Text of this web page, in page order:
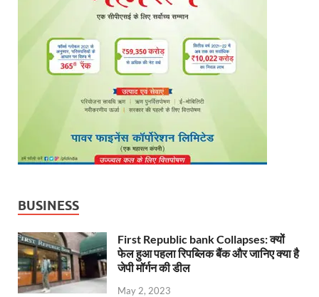
BUSINESS
First Republic bank Collapses: क्यों
फेल हुआ पहला रिपब्लिक बैंक और जानिए क्या है
जेपी मॉर्गन की डील
May 2, 2023